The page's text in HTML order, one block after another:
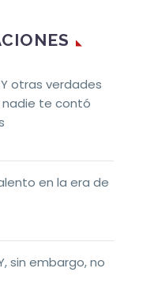
Y otras verdades
te contó
en la era de
sin embargo, no